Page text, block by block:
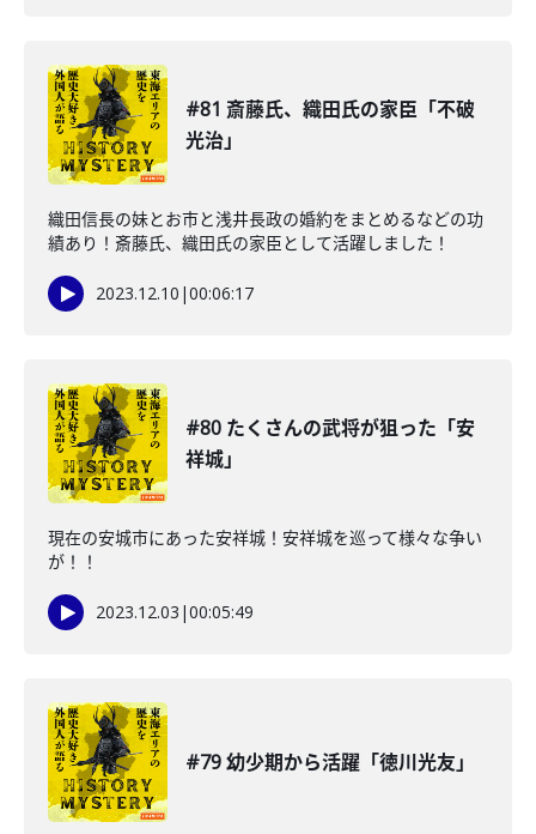
#81 斎藤氏、織田氏の家臣「不破
光治」
織田信長の妹とお市と浅井長政の婚約をまとめるなどの功
績あり！斎藤氏、織田氏の家臣として活躍しました！
2023.12.10 |00:06:17
#80 たくさんの武将が狙った「安
祥城」
現在の安城市にあった安祥城！安祥城を巡って様々な争い
が！！
2023.12.03 |00:05:49
#79 幼少期から活躍「徳川光友」